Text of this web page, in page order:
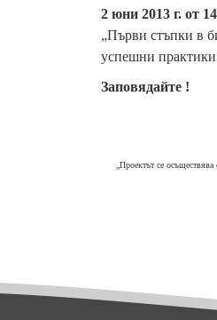
2 юни 2013 г. от
„Първи стъпки в
успешни практики
Заповядайте !
„Проектът се